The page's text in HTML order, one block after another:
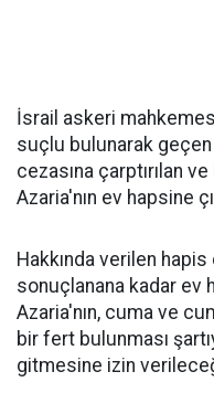
İsrail askeri
suçlu bulunarak geçen
cezasına çarptırılan
Azaria'nın ev hapsine
Hakkında verilen hapis
sonuçlanana kadar ev
Azaria'nın, cuma ve
bir fert bulunması
gitmesine izin